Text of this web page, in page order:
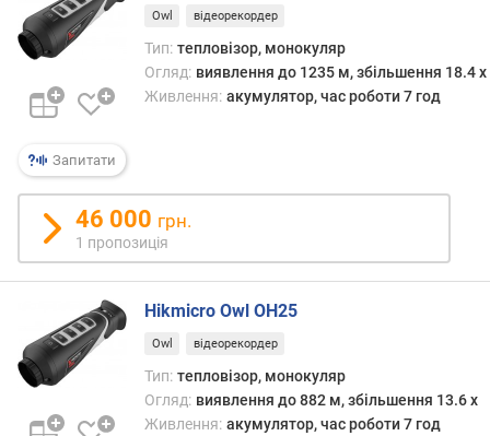
м
)
п
о
о
л
і
н
н
я
Е
П
д
а
Запитати
Owl відеорекордер
Тип: тепловізор, монокуляр
Огляд: виявлення до 1235 м, збільшення 18.4 x
Живлення: акумулятор, час роботи 7 год
46 000 грн.
1 пропозиція
Hikmicro Owl OH25
Owl відеорекордер
Тип: тепловізор, монокуляр
Огляд: виявлення до 882 м, збільшення 13.6 x
Живлення: акумулятор, час роботи 7 год